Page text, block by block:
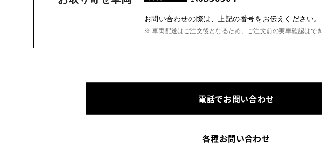
お問い合わせの際は、上記の番号をお伝えください。
※ 車両配送はご注文後となるため、ご注文前の実車確認はでき
電話でお問い合わせ
各種お問い合わせ